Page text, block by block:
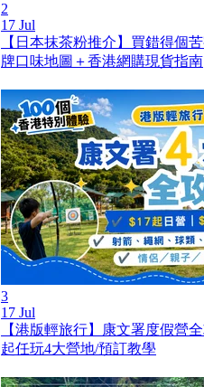
2
17 Jul
【日本抹茶粉推介】買錯得個
牌口味地圖＋香港網購現貨指南
3
17 Jul
【港版輕旅行】康文署度假營
起任玩4大營地/預訂教學